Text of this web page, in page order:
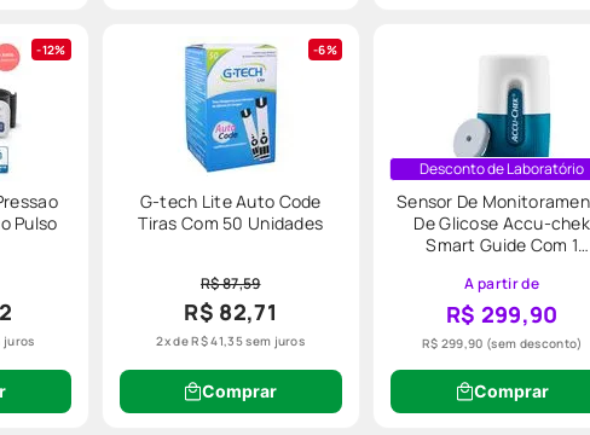
nesta seção do nosso site e compre tudo o que você precisa não
12%
Pulso
juros
6%
G-tech Lite Auto Code
Tiras Com 50 Unidades
R$ 87,59
R$ 82,71
2x deR$41,35sem juros
Comprar
Desconto de Laboratório
Sensor De
De Glicose Accu-chek
Smart Guide Com 1
A partir de
R$ 299,90
R$ 299,90 (sem desconto)
Comprar